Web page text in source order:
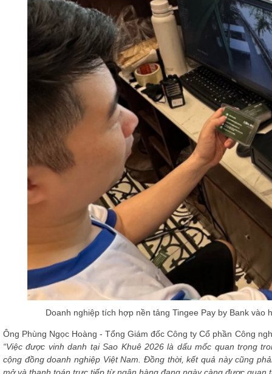
Doanh nghiệp tích hợp nền tảng Tingee Pay by Bank vào
Ông Phùng Ngọc Hoàng - Tổng Giám đốc Công ty Cổ phần Công
“Việc được vinh danh tại Sao Khuê 2026 là dấu mốc quan trọng
cộng đồng doanh nghiệp Việt Nam. Đồng thời, kết quả này cũng